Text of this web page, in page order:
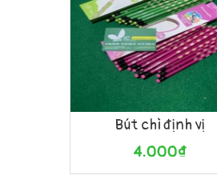
Bút chì định vị
4.000₫
Xem nhanh